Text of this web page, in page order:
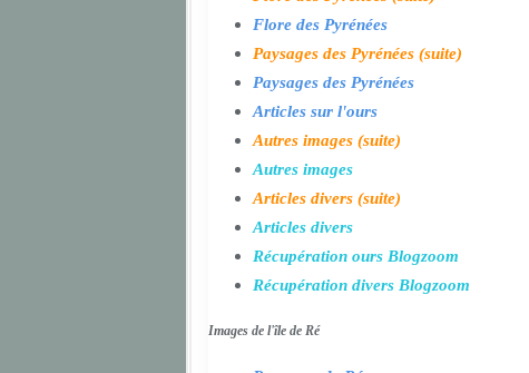
Flore des Pyrénées
Paysages des Pyrénées (suite)
Paysages des Pyrénées
Articles sur l'ours
Autres images (suite)
Autres images
Articles divers (suite)
Articles divers
Récupération ours Blogzoom
Récupération divers Blogzoom
Images de l'île de Ré